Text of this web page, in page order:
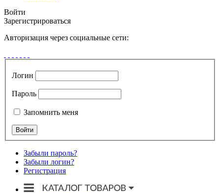
Войти
Зарегистрироваться
Авторизация через социальные сети:
Логин
Пароль
Запомнить меня
Забыли пароль?
Забыли логин?
Регистрация